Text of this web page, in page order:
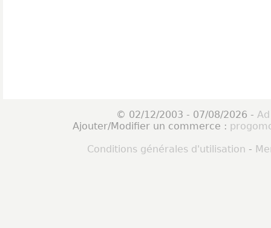
© 02/12/2003 - 07/08/2026 -
Ajouter/Modifier un commerce :
Conditions générales d'utilisation -